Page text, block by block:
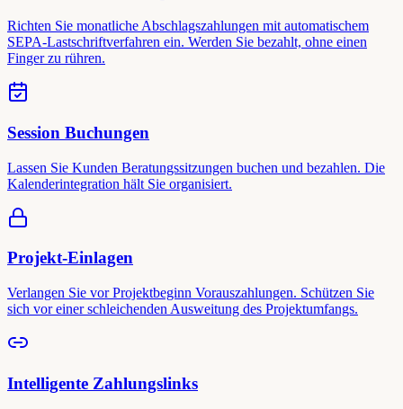
Richten Sie monatliche Abschlagszahlungen mit automatischem
SEPA-Lastschriftverfahren ein. Werden Sie bezahlt, ohne einen
Finger zu rühren.
Session Buchungen
Lassen Sie Kunden Beratungssitzungen buchen und bezahlen. Die
Kalenderintegration hält Sie organisiert.
Projekt-Einlagen
Verlangen Sie vor Projektbeginn Vorauszahlungen. Schützen Sie
sich vor einer schleichenden Ausweitung des Projektumfangs.
Intelligente Zahlungslinks